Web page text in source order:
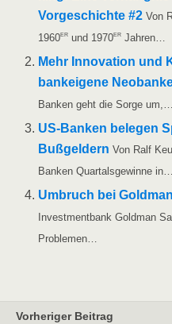
Vor­ge­schich­te #2 Von
1960er und 1970er Jahren…
Mehr Inno­va­ti­on und
bank­ei­ge­ne
Ban­ken geht die Sor­ge um,…
US-Ban­ken bele­gen
Buß­gel­dern Von Ralf
Ban­ken Quar­tals­ge­win­ne in…
Umbruch bei
Invest­ment­bank Gold­man
Problemen…
Vorheriger Beitrag